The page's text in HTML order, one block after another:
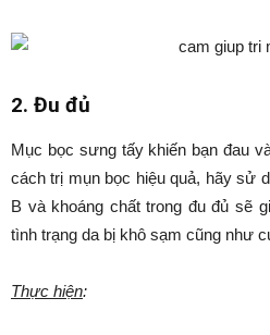
2. Đu đủ
Mục bọc sưng tấy khiến bạn đau
cách trị mụn bọc hiệu quả, hãy sử
B và khoáng chất trong đu đủ sẽ
tình trạng da bị khô sạm cũng như
Thực hiện: